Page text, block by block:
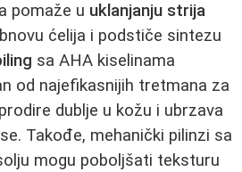
pomaže u uklanjanju strija
ćelija i podstiče sintezu
sa AHA kiselinama
od najefikasnijih tretmana za
dublje u kožu i ubrzava
Takođe, mehanički pilinzi sa
mogu poboljšati teksturu